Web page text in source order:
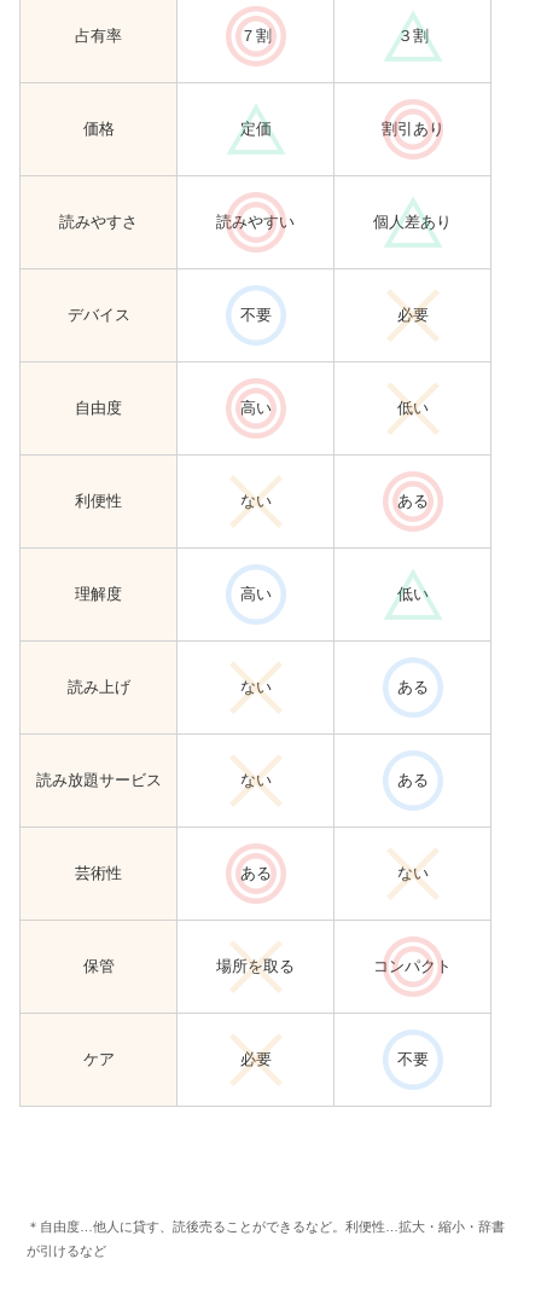
占有率 ７割 ３割
価格 定価 割引あり
読みやすさ 読みやすい 個人差あり
デバイス 不要 必要
自由度 高い 低い
利便性 ない ある
理解度 高い 低い
読み上げ ない ある
読み放題サービス ない ある
芸術性 ある ない
保管 場所を取る コンパクト
ケア 必要 不要
＊自由度…他人に貸す、読後売ることができるなど。利便性…拡大・縮小・辞書
が引けるなど